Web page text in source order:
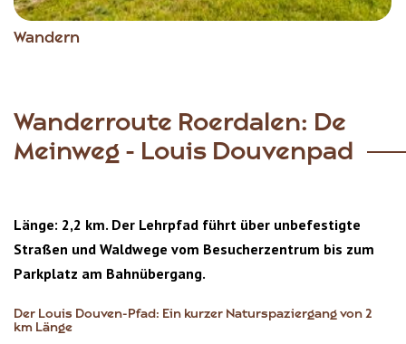
Wandern
Wanderroute Roerdalen: De
Meinweg - Louis Douvenpad
Länge: 2,2 km. Der Lehrpfad führt über unbefestigte
Straßen und Waldwege vom Besucherzentrum bis zum
Parkplatz am Bahnübergang.
Der Louis Douven-Pfad: Ein kurzer Naturspaziergang von 2
km Länge